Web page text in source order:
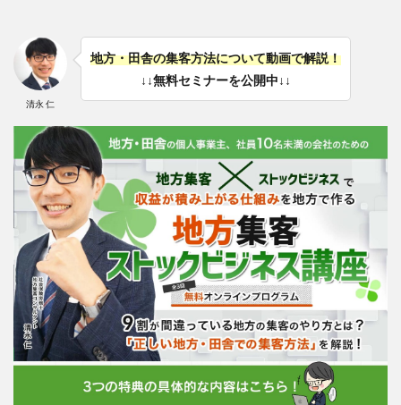
清永 仁
地方・田舎の集客方法について動画で解説！
↓↓無料セミナーを公開中↓↓